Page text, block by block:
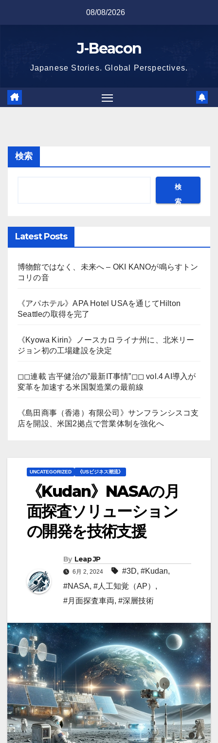
08/08/2026
J-Beacon
Japanese Stories. Global Perspectives.
検索
検
索
Latest Posts
博物館ではなく、未来へ – OKI KANOが鳴らすトン
コリの音
《アパホテル》APA Hotel USAを通じてHilton
Seattleの取得を完了
《Kyowa Kirin》ノースカロライナ州に、北米リー
ジョン初の工場建設を決定
◻︎◻︎連載 吉平健治の”最新IT事情”◻︎◻︎ vol.4 AI導入が
変革を加速する米国製造業の最前線
《島田商事（香港）有限公司》サンフランシスコ支
店を開設、米国2拠点で営業体制を強化へ
UNCATEGORIZED 《USビジネス潮流》
《Kudan》NASAの月
面探査ソリューション
の開発を技術支援
By Leap JP
6月 2, 2024 #3D, #Kudan,
#NASA, #人工知覚（AP） ,
#月面探査車両, #深層技術